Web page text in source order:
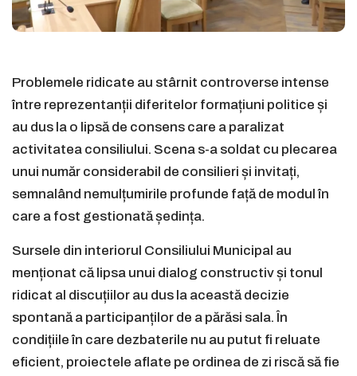
Problemele ridicate au stârnit controverse intense
între reprezentanții diferitelor formațiuni politice și
au dus la o lipsă de consens care a paralizat
activitatea consiliului. Scena s-a soldat cu plecarea
unui număr considerabil de consilieri și invitați,
semnalând nemulțumirile profunde față de modul în
care a fost gestionată ședința.
Sursele din interiorul Consiliului Municipal au
menționat că lipsa unui dialog constructiv și tonul
ridicat al discuțiilor au dus la această decizie
spontană a participanților de a părăsi sala. În
condițiile în care dezbaterile nu au putut fi reluate
eficient, proiectele aflate pe ordinea de zi riscă să fie